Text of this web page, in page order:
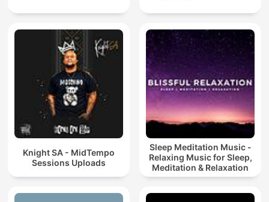
Knight SA - MidTempo
Sessions Uploads
Sleep Meditation Music -
Relaxing Music for Sleep,
Meditation & Relaxation